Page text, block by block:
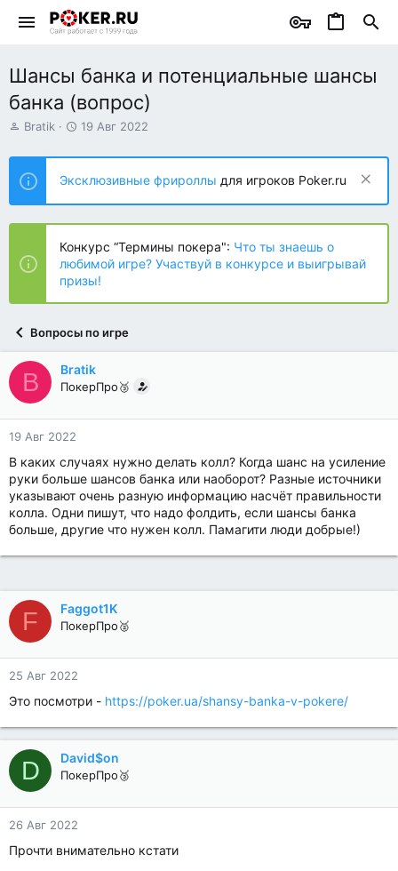
Шансы банка и потенциальные шансы
банка (вопрос)
А
т
о
р
т
е
ы
Bratik
Д
т
н
а
ч
л
а
19 Авг 2022
Эксклюзивные фрироллы для игроков Poker.ru
Конкурс “Термины покера": Что ты знаешь о
любимой игре? Участвуй в конкурсе и выигрывай
призы!
Вопросы по игре
B Bratik
ПокерПро🥉
19 Авг 2022
В каких случаях нужно делать колл? Когда шанс на усиление
руки больше шансов банка или наоборот? Разные источники
указывают очень разную информацию насчёт правильности
колла. Одни пишут, что надо фолдить, если шансы банка
больше, другие что нужен колл. Памагити люди добрые!)
F Faggot1K
ПокерПро🥈
25 Авг 2022
Это посмотри - https://poker.ua/shansy-banka-v-pokere/
D David$on
ПокерПро🥉
26 Авг 2022
Прочти внимательно кстати